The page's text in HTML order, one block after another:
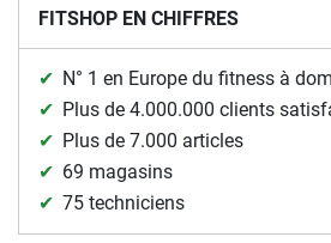
FITSHOP EN CHIFFRES
N° 1 en Europe du fitness à
Plus de 4.000.000 clients
Plus de 7.000 articles
69 magasins
75 techniciens